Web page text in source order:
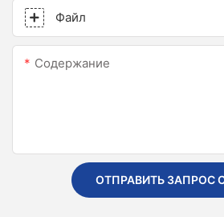
Файл
Содержание
ОТПРАВИТЬ ЗАПРОС